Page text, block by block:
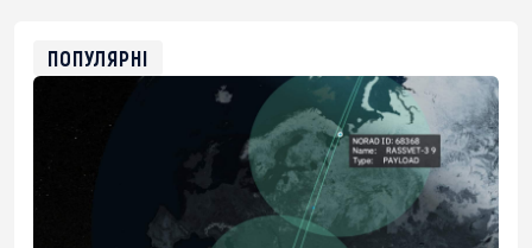
0xfD02863D3289416fcF50975c9DFda13623f97758
ПОПУЛЯРНІ